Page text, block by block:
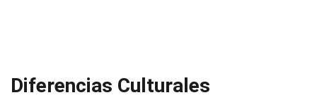
Diferencias Culturales